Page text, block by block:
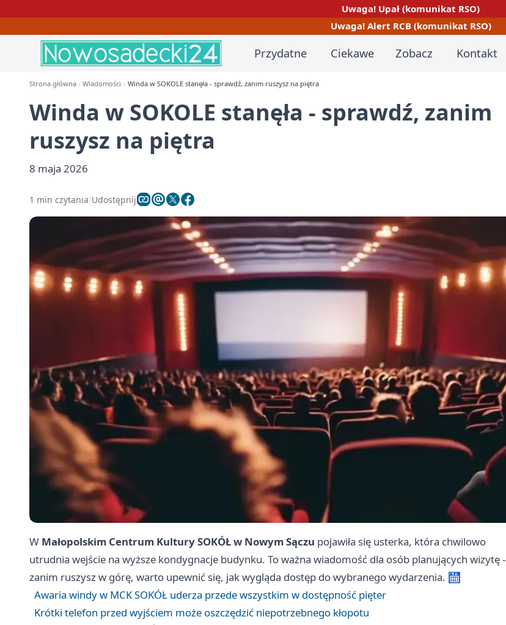
Uwaga! Upał (komunikat RSO)
Uwaga! Alert RCB (komunikat RSO)
Przydatne Ciekawe Zobacz Kontakt
Strona główna Wiadomości Winda w SOKOLE stanęła - sprawdź, zanim ruszysz na piętra
Winda w SOKOLE stanęła - sprawdź, zanim
ruszysz na piętra
8 maja 2026
1 min czytania Udostępnij
W Małopolskim Centrum Kultury SOKÓŁ w Nowym Sączu pojawiła się usterka, która chwilowo
utrudnia wejście na wyższe kondygnacje budynku. To ważna wiadomość dla osób planujących wizytę -
zanim ruszysz w górę, warto upewnić się, jak wygląda dostęp do wybranego wydarzenia. 🛗
Awaria windy w MCK SOKÓŁ uderza przede wszystkim w dostępność pięter
Krótki telefon przed wyjściem może oszczędzić niepotrzebnego kłopotu